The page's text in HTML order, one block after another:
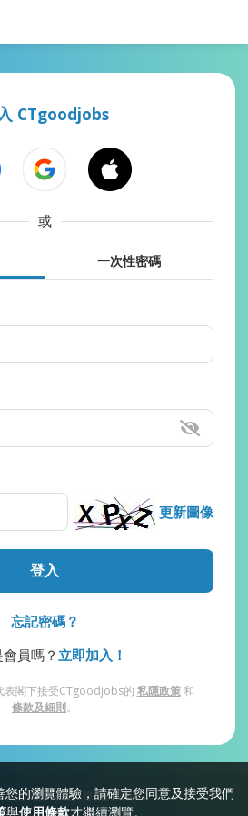
的瀏覽體驗，請確定您同意及接受我們
與使用條款才繼續瀏覽。
CTgoodjobs
或
一次性密碼
更新圖像
登入
忘記密碼？
員嗎？ 立即加入！
表閣下接受CTgoodjobs的 私隱政策和
條款及細則。
常見問題 私隱 條款及細則